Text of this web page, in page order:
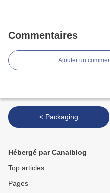
Commentaires
Ajouter un
< Packaging
Hébergé par Canalblog
Top articles
Pages